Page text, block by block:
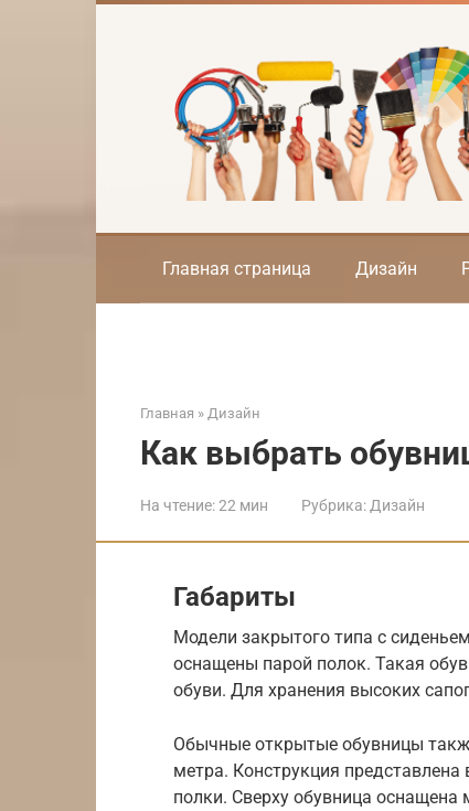
Главная страница Дизайн
Главная » Дизайн
Как выбрать
На чтение:22 мин Рубрика: Дизайн
Габариты
Модели закрытого типа с
оснащены парой полок. Такая
обуви. Для хранения высоких
Обычные открытые обувницы
метра. Конструкция
полки. Сверху обувница